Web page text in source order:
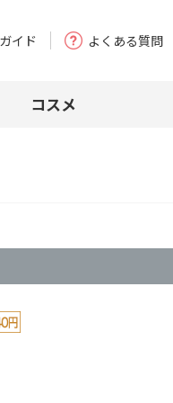
イド よくある質問
コスメ